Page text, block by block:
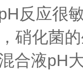
反应很
硝化菌
合液pH